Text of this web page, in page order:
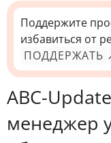
КОМПЬЮТЕР
Поддержите
избавиться от
ПОДДЕРЖАТЬ
ABC-
менеджер